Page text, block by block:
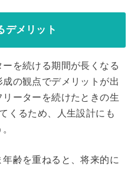
デメリット
を続ける期間が長くなる
の観点でデメリットが出
ーターを続けたときの生
くるため、人生設計にも
齢を重ねると、将来的に